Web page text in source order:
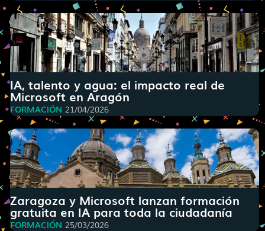
IA, talento y agua: el impacto real de
Microsoft en Aragón
FORMACIÓN 21/04/2026
Zaragoza y Microsoft lanzan formación
gratuita en IA para toda la ciudadanía
FORMACIÓN 25/03/2026